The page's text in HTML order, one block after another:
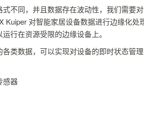
不同，并且数据存在波动性，我们需要
Kuiper 对智能家居设备数据进行边缘化处
行在资源受限的边缘设备上。
类数据，可以实现对设备的即时状态管理
感器